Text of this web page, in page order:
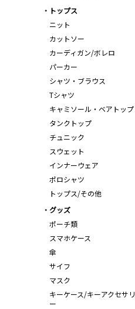
トップス
ニット
カットソー
カーディガン/ボレロ
パーカー
シャツ・ブラウス
Tシャツ
キャミソール・ベアトップ
タンクトップ
チュニック
スウェット
インナーウェア
ポロシャツ
トップス/その他
グッズ
ポーチ類
スマホケース
傘
サイフ
マスク
キーケース/キーアクセサリ
ー